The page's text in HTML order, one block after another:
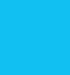
pieniądze,
dzięki
pokonać
może nawet
ogromnie
cudu teraz
hormonalne
celu
wydłużenie